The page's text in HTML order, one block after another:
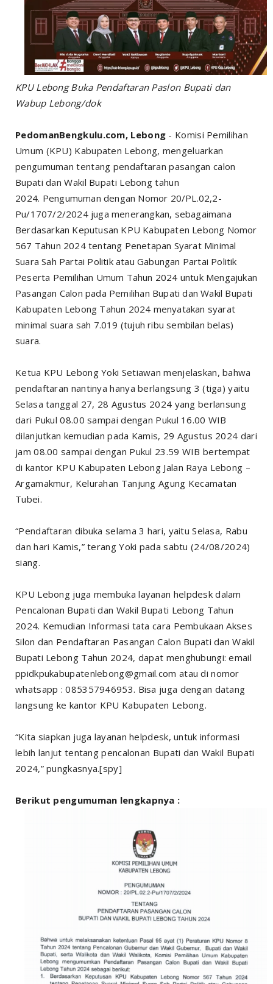
KPU Lebong Buka Pendaftaran Paslon Bupati dan
Wabup Lebong/dok
PedomanBengkulu.com, Lebong - Komisi Pemilihan
Umum (KPU) Kabupaten Lebong, mengeluarkan
pengumuman tentang pendaftaran pasangan calon
Bupati dan Wakil Bupati Lebong tahun
2024. Pengumuman dengan Nomor 20/PL.02,2-
Pu/1707/2/2024 juga menerangkan, sebagaimana
Berdasarkan Keputusan KPU Kabupaten Lebong Nomor
567 Tahun 2024 tentang Penetapan Syarat Minimal
Suara Sah Partai Politik atau Gabungan Partai Politik
Peserta Pemilihan Umum Tahun 2024 untuk Mengajukan
Pasangan Calon pada Pemilihan Bupati dan Wakil Bupati
Kabupaten Lebong Tahun 2024 menyatakan syarat
minimal suara sah 7.019 (tujuh ribu sembilan belas)
suara.
Ketua KPU Lebong Yoki Setiawan menjelaskan, bahwa
pendaftaran nantinya hanya berlangsung 3 (tiga) yaitu
Selasa tanggal 27, 28 Agustus 2024 yang berlansung
dari Pukul 08.00 sampai dengan Pukul 16.00 WIB
dilanjutkan kemudian pada Kamis, 29 Agustus 2024 dari
jam 08.00 sampai dengan Pukul 23.59 WIB bertempat
di kantor KPU Kabupaten Lebong Jalan Raya Lebong –
Argamakmur, Kelurahan Tanjung Agung Kecamatan
Tubei.
“Pendaftaran dibuka selama 3 hari, yaitu Selasa, Rabu
dan hari Kamis,” terang Yoki pada sabtu (24/08/2024)
siang.
KPU Lebong juga membuka layanan helpdesk dalam
Pencalonan Bupati dan Wakil Bupati Lebong Tahun
2024. Kemudian Informasi tata cara Pembukaan Akses
Silon dan Pendaftaran Pasangan Calon Bupati dan Wakil
Bupati Lebong Tahun 2024, dapat menghubungi: email
ppidkpukabupatenlebong@gmail.com atau di nomor
whatsapp : 085357946953. Bisa juga dengan datang
langsung ke kantor KPU Kabupaten Lebong.
“Kita siapkan juga layanan helpdesk, untuk informasi
lebih lanjut tentang pencalonan Bupati dan Wakil Bupati
2024,” pungkasnya.[spy]
Berikut pengumuman lengkapnya :